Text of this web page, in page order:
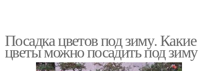
Посадка цветов под зиму. Какие
цветы можно посадить под зиму